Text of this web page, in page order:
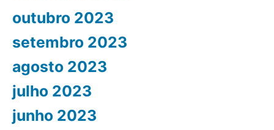
outubro 2023
setembro 2023
agosto 2023
julho 2023
junho 2023